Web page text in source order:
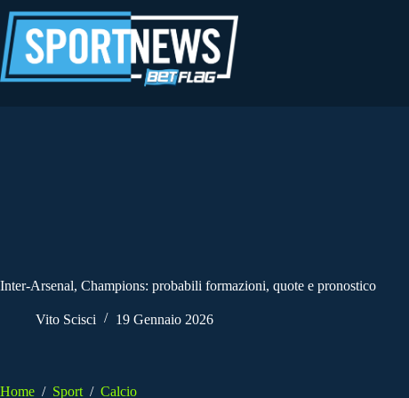
al
contenuto
Inter-Arsenal, Champions: probabili formazioni, quote e pronostico
Vito Scisci 19 Gennaio 2026
Home / Sport / Calcio